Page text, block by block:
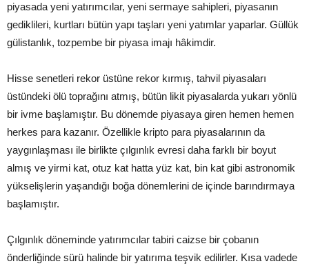
piyasada yeni yatırımcılar, yeni sermaye sahipleri, piyasanın
gediklileri, kurtları bütün yapı taşları yeni yatımlar yaparlar. Güllük
gülistanlık, tozpembe bir piyasa imajı hâkimdir.
Hisse senetleri rekor üstüne rekor kırmış, tahvil piyasaları
üstündeki ölü toprağını atmış, bütün likit piyasalarda yukarı yönlü
bir ivme başlamıştır. Bu dönemde piyasaya giren hemen hemen
herkes para kazanır. Özellikle kripto para piyasalarının da
yaygınlaşması ile birlikte çılgınlık evresi daha farklı bir boyut
almış ve yirmi kat, otuz kat hatta yüz kat, bin kat gibi astronomik
yükselişlerin yaşandığı boğa dönemlerini de içinde barındırmaya
başlamıştır.
Çılgınlık döneminde yatırımcılar tabiri caizse bir çobanın
önderliğinde sürü halinde bir yatırıma teşvik edilirler. Kısa vadede